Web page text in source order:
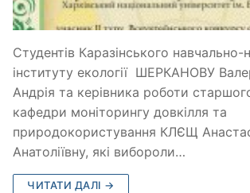
Студентів Каразінського навчально-
інституту екології ШЕРКАНОВУ
Андрія та керівника роботи
кафедри моніторингу довкілля та
природокористування КЛЄЩ
Анатоліївну, які вибороли…
ЧИТАТИ ДАЛІ →